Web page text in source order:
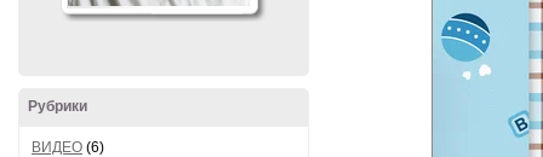
Рубрики
ВИДЕО (6)